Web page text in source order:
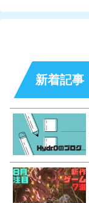
新着記事